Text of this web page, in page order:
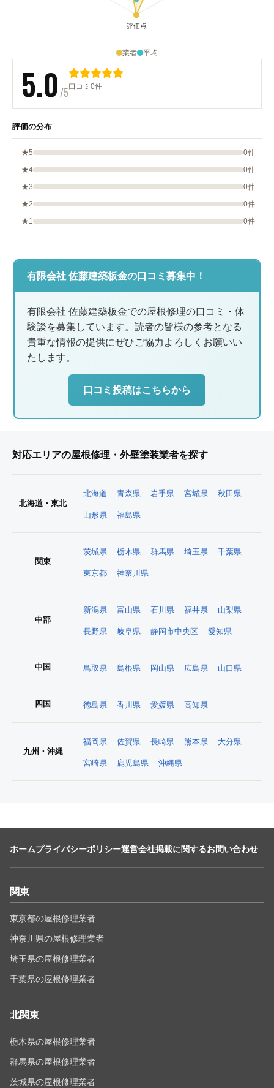
業者 平均
5.0/5口コミ0件
評価の分布
★5
0件
★4
0件
★3
0件
★2
0件
★1
0件
有限会社 佐藤建築板金の口コミ募集中！
有限会社 佐藤建築板金での屋根修理の口コミ・体
験談を募集しています。読者の皆様の参考となる
貴重な情報の提供にぜひご協力よろしくお願いい
たします。
口コミ投稿はこちらから
対応エリアの屋根修理・外壁塗装業者を探す
北海道・東北
北海道 青森県 岩手県 宮城県 秋田県
山形県 福島県
関東
茨城県 栃木県 群馬県 埼玉県 千葉県
東京都 神奈川県
中部
新潟県 富山県 石川県 福井県 山梨県
長野県 岐阜県 静岡市中央区 愛知県
中国 鳥取県 島根県 岡山県 広島県 山口県
四国 徳島県 香川県 愛媛県 高知県
九州・沖縄
福岡県 佐賀県 長崎県 熊本県 大分県
宮崎県 鹿児島県 沖縄県
ホームプライバシーポリシー運営会社掲載に関するお問い合わせ
関東
東京都の屋根修理業者
神奈川県の屋根修理業者
埼玉県の屋根修理業者
千葉県の屋根修理業者
北関東
栃木県の屋根修理業者
群馬県の屋根修理業者
茨城県の屋根修理業者